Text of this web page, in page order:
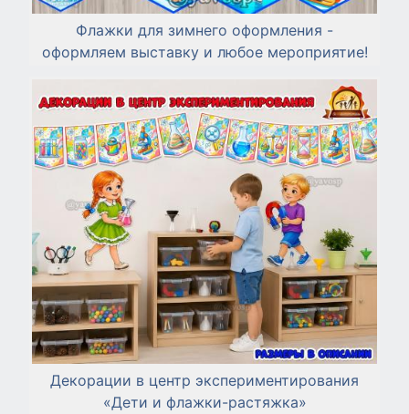
Флажки для зимнего оформления -
оформляем выставку и любое мероприятие!
Декорации в центр экспериментирования
«Дети и флажки-растяжка»